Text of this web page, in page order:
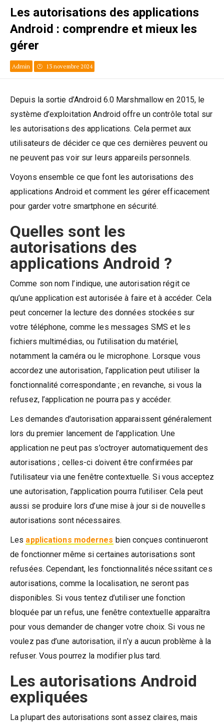
Les autorisations des applications
Android : comprendre et mieux les
gérer
Admin 13 novembre 2024
Depuis la sortie d’Android 6.0 Marshmallow en 2015, le
système d’exploitation Android offre un contrôle total sur
les autorisations des applications. Cela permet aux
utilisateurs de décider ce que ces dernières peuvent ou
ne peuvent pas voir sur leurs appareils personnels.
Voyons ensemble ce que font les autorisations des
applications Android et comment les gérer efficacement
pour garder votre smartphone en sécurité.
Quelles sont les
autorisations des
applications Android ?
Comme son nom l’indique, une autorisation régit ce
qu’une application est autorisée à faire et à accéder. Cela
peut concerner la lecture des données stockées sur
votre téléphone, comme les messages SMS et les
fichiers multimédias, ou l’utilisation du matériel,
notamment la caméra ou le microphone. Lorsque vous
accordez une autorisation, l’application peut utiliser la
fonctionnalité correspondante ; en revanche, si vous la
refusez, l’application ne pourra pas y accéder.
Les demandes d’autorisation apparaissent généralement
lors du premier lancement de l’application. Une
application ne peut pas s’octroyer automatiquement des
autorisations ; celles-ci doivent être confirmées par
l’utilisateur via une fenêtre contextuelle. Si vous acceptez
une autorisation, l’application pourra l’utiliser. Cela peut
aussi se produire lors d’une mise à jour si de nouvelles
autorisations sont nécessaires.
Les applications modernes bien conçues continueront
de fonctionner même si certaines autorisations sont
refusées. Cependant, les fonctionnalités nécessitant ces
autorisations, comme la localisation, ne seront pas
disponibles. Si vous tentez d’utiliser une fonction
bloquée par un refus, une fenêtre contextuelle apparaîtra
pour vous demander de changer votre choix. Si vous ne
voulez pas d’une autorisation, il n’y a aucun problème à la
refuser. Vous pourrez la modifier plus tard.
Les autorisations Android
expliquées
La plupart des autorisations sont assez claires, mais